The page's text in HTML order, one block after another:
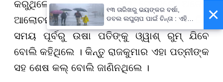
କରୁଥିଲେ । ରାସ୍ତାରେ ଉଭୟ ଫୋନରେ ଅନେକ
ଆଲୋଚନା କରୁଥିଲେ । ଷ୍ଟେସନରେ ପହଁଚିବାର କିଛି
ସମୟ ପୂର୍ବରୁ ଉଷା ପତିଙ୍କୁ ଓ୍ୱାଶ୍ ରୁମ୍ ଯିବେ
ବୋଲି କହିଥିଲେ । କିନ୍ତୁ ରାଜକୁମାର ଏହା ପତ୍ନୀଙ୍କ
ସହ ଶେଷ କଲ୍ ବୋଲି ଜାଣିନଥିଲେ ।
×
୧୩ ତାରିଖରୁ ଭୟଙ୍କର ବର୍ଷା,
ଡବଲ ଲଘୁଚାପ ପାଇଁ ଚିନ୍ତା : ଏହି
ସବୁ ଜିଲ୍ଲାବାସୀ ରୁହନ୍ତୁ ସାବଧାନ !